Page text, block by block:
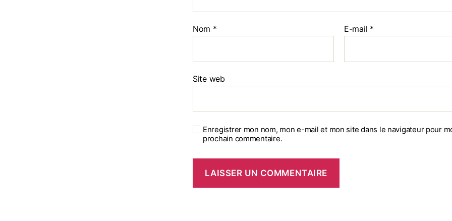
Nom * E-mail *
Site web
Enregistrer mon nom, mon e-mail et mon site dans le navigateur pour
prochain commentaire.